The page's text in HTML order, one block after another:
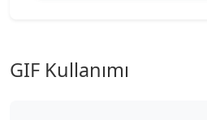
GIF Kullanımı